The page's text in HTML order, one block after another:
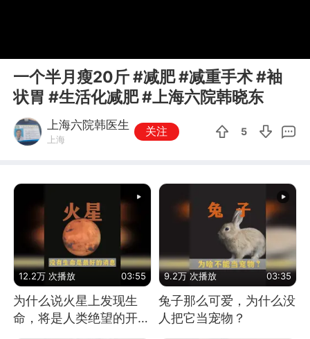
一个半月瘦20斤 #减肥 #减重手术 #袖
状胃 #生活化减肥 #上海六院韩晓东
上海六院韩医生
上海
关注 5
12.2万 次播放 03:55
为什么说火星上发现生
命，将是人类绝望的开
始？
9.2万 次播放 03:35
兔子那么可爱，为什么没
人把它当宠物？